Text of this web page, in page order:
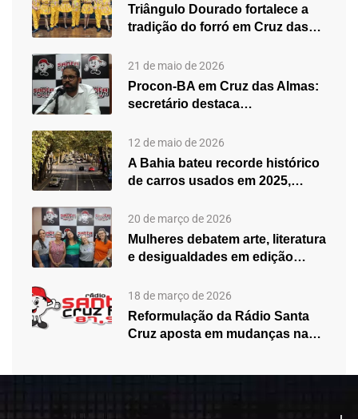
Triângulo Dourado fortalece a
tradição do forró em Cruz das…
21 de maio de 2026
Procon-BA em Cruz das Almas:
secretário destaca
12 de maio de 2026
A Bahia bateu recorde histórico
de carros usados em 2025,…
20 de março de 2026
Mulheres debatem arte, literatura
e desigualdades em edição
18 de março de 2026
Reformulação da Rádio Santa
Cruz aposta em mudanças na